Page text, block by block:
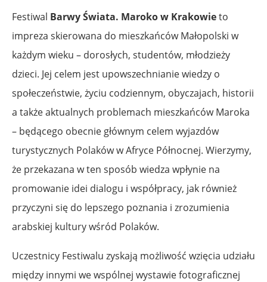
Festiwal Barwy Świata. Maroko w Krakowieto
impreza skierowana do mieszkańców Małopolski w
każdym wieku – dorosłych, studentów, młodzieży
dzieci. Jej celem jest upowszechnianie wiedzy o
społeczeństwie, życiu codziennym, obyczajach, historii
a także aktualnych problemach mieszkańców Maroka
– będącego obecnie głównym celem wyjazdów
turystycznych Polaków w Afryce Północnej. Wierzymy,
że przekazana w ten sposób wiedza wpłynie na
promowanie idei dialogu i współpracy, jak również
przyczyni się do lepszego poznania i zrozumienia
arabskiej kultury wśród Polaków.
Uczestnicy Festiwalu zyskają możliwość wzięcia udziału
między innymi we wspólnej wystawie fotograficznej